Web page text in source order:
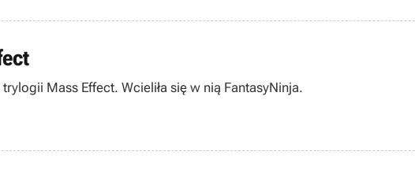
Mass Effect. Wcieliła się w nią FantasyNinja.